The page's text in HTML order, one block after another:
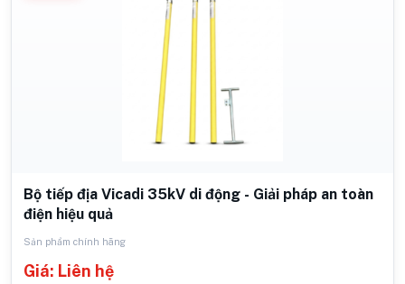
Bộ tiếp địa Vicadi 35kV di động - Giải pháp an toàn
điện hiệu quả
Sản phẩm chính hãng
Giá: Liên hệ